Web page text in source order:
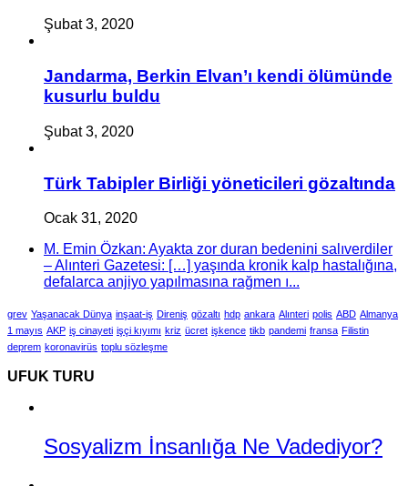
Şubat 3, 2020
Jandarma, Berkin Elvan’ı kendi ölümünde
kusurlu buldu
Şubat 3, 2020
Türk Tabipler Birliği yöneticileri gözaltında
Ocak 31, 2020
M. Emin Özkan: Ayakta zor duran bedenini salıverdiler
– Alınteri Gazetesi: […] yaşında kronik kalp hastalığına,
defalarca anjiyo yapılmasına rağmen ı...
grev Yaşanacak Dünya inşaat-iş Direniş gözaltı hdp ankara Alınteri polis ABD Almanya
1 mayıs AKP iş cinayeti işçi kıyımı kriz ücret işkence tikb pandemi fransa Filistin
deprem koronavirüs toplu sözleşme
UFUK TURU
Sosyalizm İnsanlığa Ne Vadediyor?